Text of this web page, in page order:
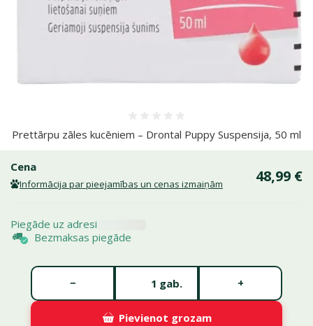
Prettārpu zāles kucēniem – Drontal Puppy Suspensija, 50 ml
Cena
Informācija par pieejamības un cenas izmaiņām 48,99 €
Piegāde uz adresi
Bezmaksas piegāde
gab.
− +
Pievienot grozam